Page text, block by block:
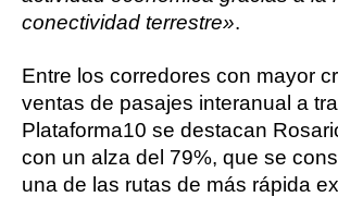
conectividad terrestre».
Entre los corredores con mayor
ventas de pasajes interanual a
Plataforma10 se destacan
con un alza del 79%, que se
una de las rutas de más rápida